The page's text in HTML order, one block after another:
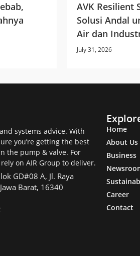
AVK Resilient
Solusi Andal
Air dan
July 31, 2026
systems advice. With
you’re getting the best
the pump & valve. For
on AIR Group to deliver.
GD#08 A, Jl. Raya
Barat, 16340
Home
About Us
Business
Career
Contact